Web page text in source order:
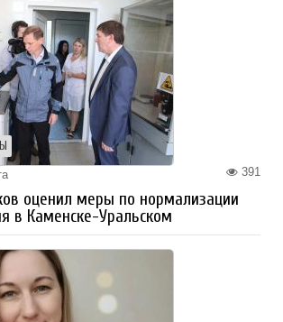
391
оценил меры по нормализации
в Каменске-Уральском